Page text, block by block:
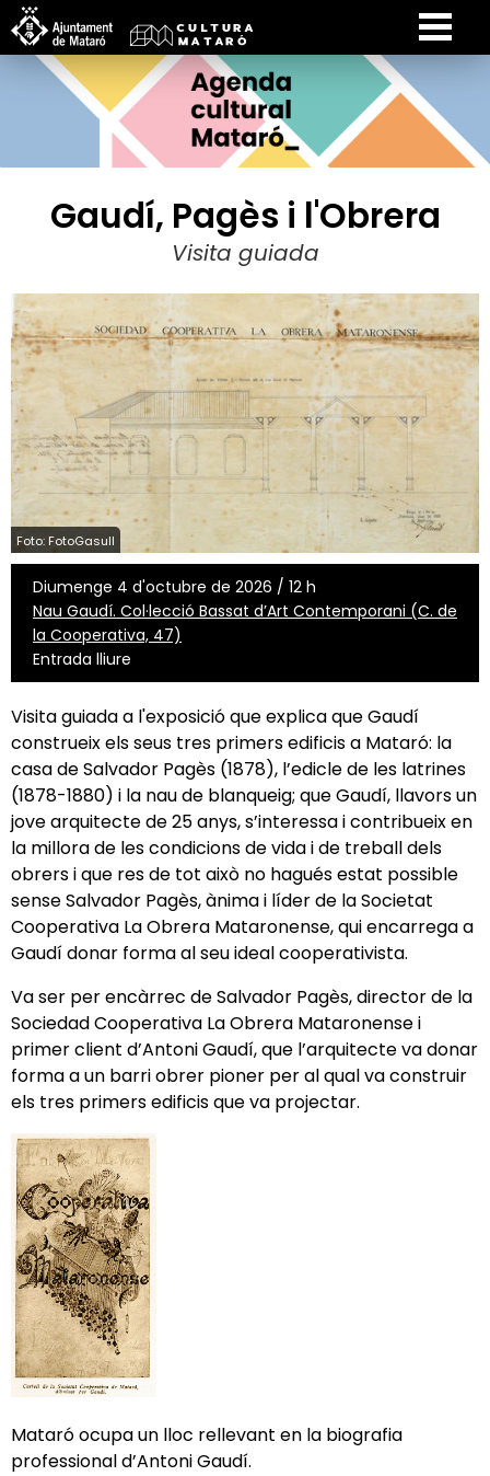
Gaudí, Pagès i l'Obrera
Visita guiada
Foto: FotoGasull
Diumenge 4 d'octubre de 2026 / 12 h
Nau Gaudí. Col·lecció Bassat d’Art Contemporani (C. de
la Cooperativa, 47)
Entrada lliure
Visita guiada a l'exposicióque explica que Gaudí
construeix els seus tres primers edificis a Mataró: la
casa de Salvador Pagès (1878), l’edicle de les latrines
(1878-1880) i la nau de blanqueig; que Gaudí, llavors un
jove arquitecte de 25 anys, s’interessa i contribueix en
la millora de les condicions de vida i de treball dels
obrers i que res de tot això no hagués estat possible
sense Salvador Pagès, ànima i líder de la Societat
Cooperativa La Obrera Mataronense, qui encarrega a
Gaudí donar forma al seu ideal cooperativista.
Va ser per encàrrec de Salvador Pagès, director de la
Sociedad Cooperativa La Obrera Mataronense i
primer client d’Antoni Gaudí, que l’arquitecte va donar
forma a un barri obrer pioner per al qual va construir
els tres primers edificis que va projectar.
Mataró ocupa un lloc rellevant en la biografia
professional d’Antoni Gaudí.